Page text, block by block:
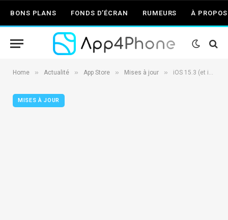
BONS PLANS FONDS D’ÉCRAN RUMEURS À PROPOS
Home » Actualité » App Store » Mises à jour » iOS 15.3 (et iPadOS 15.3) : la Release Candidate (RC) est disponible
MISES À JOUR